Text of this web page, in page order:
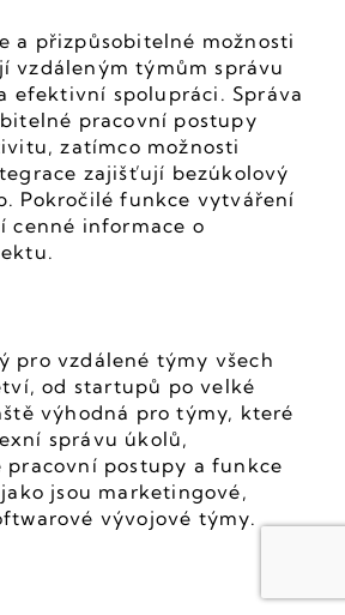
a přizpůsobitelné možnosti
vzdáleným týmům správu
efektivní spolupráci. Správa
pracovní postupy
zatímco možnosti
zajišťují bezúkolový
Pokročilé funkce vytváření
cenné informace o
pro vzdálené týmy všech
od startupů po velké
výhodná pro týmy, které
správu úkolů,
pracovní postupy a funkce
jsou marketingové,
vývojové týmy.